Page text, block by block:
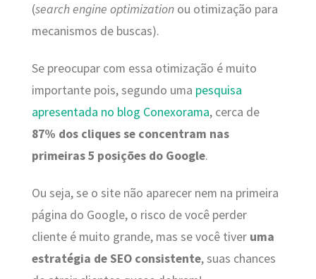
(search engine optimizationou otimização para
mecanismos de buscas).
Se preocupar com essa otimização é muito
importante pois, segundo uma pesquisa
apresentada no blog Conexorama, cerca de
87% dos cliques se concentram nas
primeiras 5 posições do Google.
Ou seja, se o site não aparecer nem na primeira
página do Google, o risco de você perder
cliente é muito grande, mas se você tiver uma
estratégia de SEO consistente, suas chances